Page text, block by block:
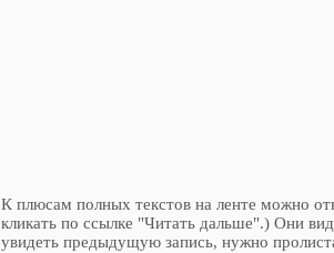
К плюсам полных текстов на ленте можно
кликать по ссылке "Читать дальше".) Они
увидеть предыдущую запись, нужно